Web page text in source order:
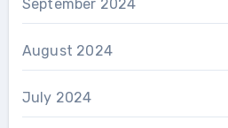
September 2024
August 2024
July 2024